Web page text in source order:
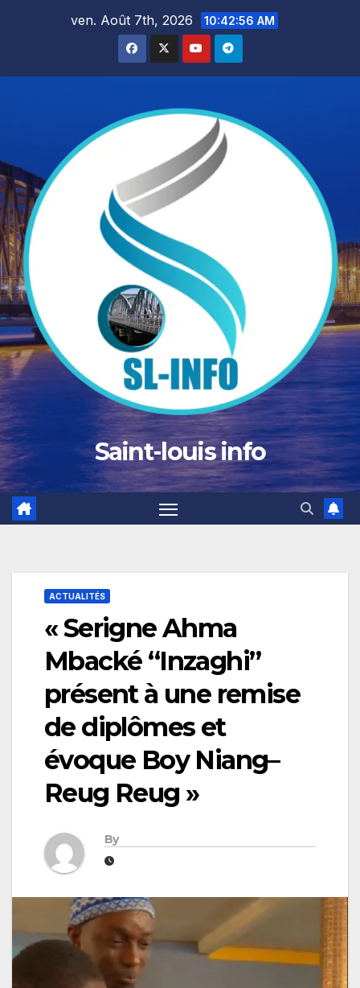
ven. Août 7th, 2026 10:42:57 AM
Saint-louis info
ACTUALITÉS
« Serigne Ahma
Mbacké “Inzaghi”
présent à une remise
de diplômes et
évoque Boy Niang–
Reug Reug »
By